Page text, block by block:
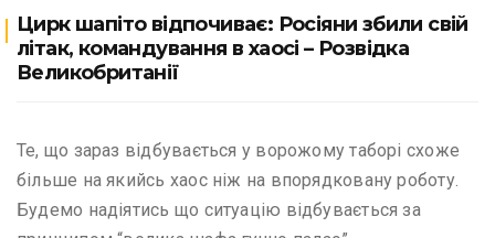
Цирк шапіто відпочиває: Росіяни збили свій
літак, командування в хаосі – Розвідка
Великобританії
Те, що зараз відбувається у ворожому таборі схоже
більше на якийсь хаос ніж на впорядковану роботу.
Будемо надіятись що ситуацію відбувається за